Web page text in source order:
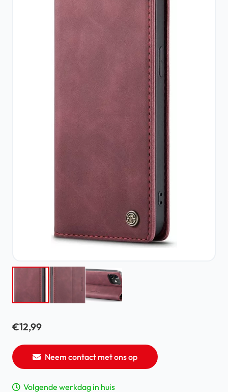
€12,99
Neem contact met ons op
Volgende werkdag in huis